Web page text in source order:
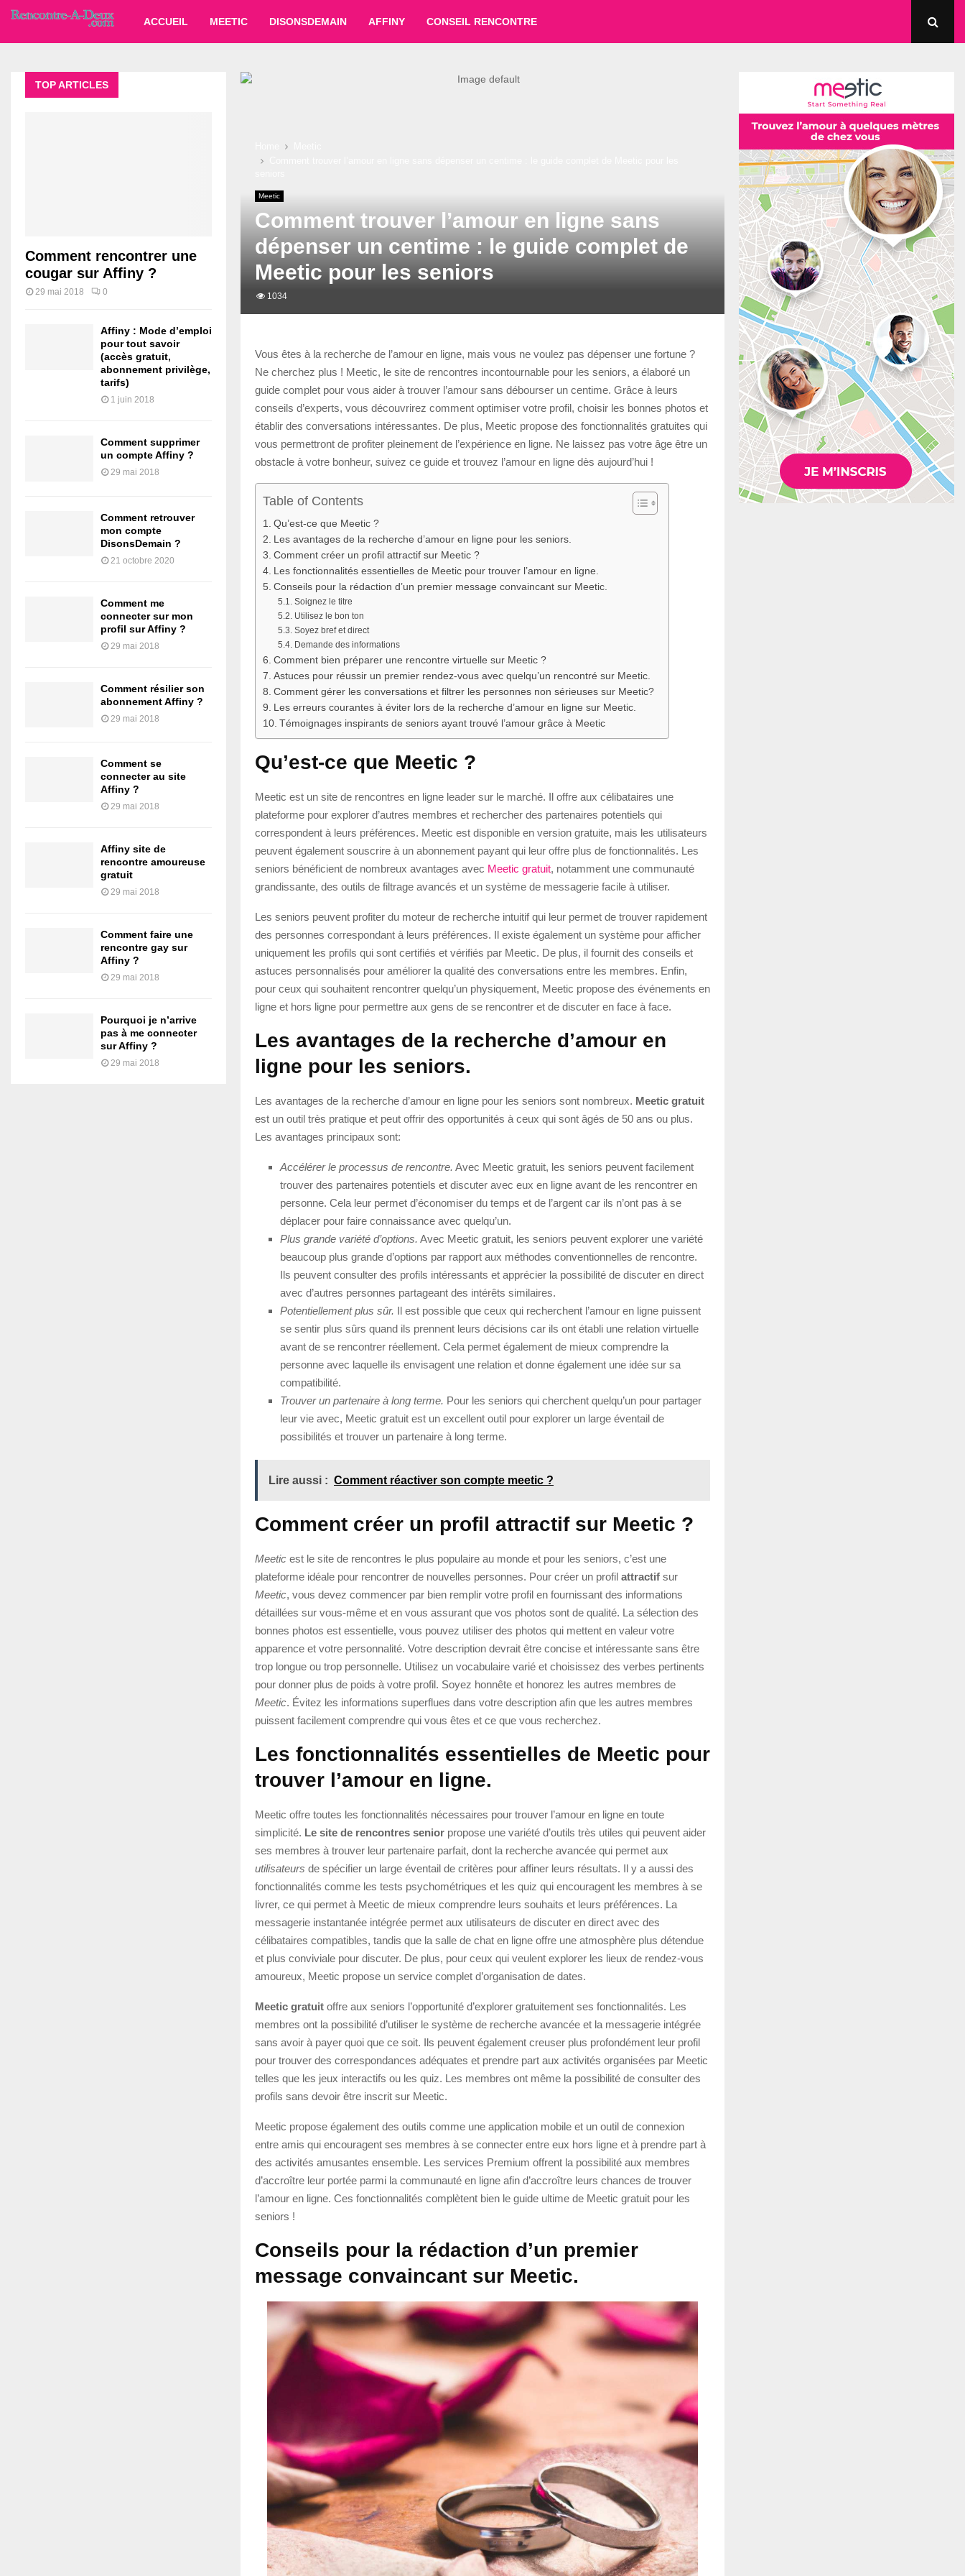
ACCUEIL MEETIC DISONSDEMAIN AFFINY CONSEIL RENCONTRE
Meetic
Comment trouver l’amour en ligne sans
dépenser un centime : le guide complet de
Meetic pour les seniors
1034
Vous êtes à la recherche de l’amour en ligne, mais vous ne voulez pas dépenser une fortune ?
Ne cherchez plus ! Meetic, le site de rencontres incontournable pour les seniors, a élaboré un
guide complet pour vous aider à trouver l’amour sans débourser un centime. Grâce à leurs
conseils d’experts, vous découvrirez comment optimiser votre profil, choisir les bonnes photos et
établir des conversations intéressantes. De plus, Meetic propose des fonctionnalités gratuites qui
vous permettront de profiter pleinement de l’expérience en ligne. Ne laissez pas votre âge être un
obstacle à votre bonheur, suivez ce guide et trouvez l’amour en ligne dès aujourd’hui !
Table of Contents
Qu’est-ce que Meetic ?
Les avantages de la recherche d’amour en ligne pour les seniors.
Comment créer un profil attractif sur Meetic ?
Les fonctionnalités essentielles de Meetic pour trouver l’amour en ligne.
Conseils pour la rédaction d’un premier message convaincant sur Meetic.
Soignez le titre
Utilisez le bon ton
Soyez bref et direct
Demande des informations
Comment bien préparer une rencontre virtuelle sur Meetic ?
Astuces pour réussir un premier rendez-vous avec quelqu’un rencontré sur Meetic.
Comment gérer les conversations et filtrer les personnes non sérieuses sur Meetic?
Les erreurs courantes à éviter lors de la recherche d’amour en ligne sur Meetic.
Témoignages inspirants de seniors ayant trouvé l’amour grâce à Meetic
Qu’est-ce que Meetic ?
Meetic est un site de rencontres en ligne leader sur le marché. Il offre aux célibataires une
plateforme pour explorer d’autres membres et rechercher des partenaires potentiels qui
correspondent à leurs préférences. Meetic est disponible en version gratuite, mais les utilisateurs
peuvent également souscrire à un abonnement payant qui leur offre plus de fonctionnalités. Les
seniors bénéficient de nombreux avantages avec Meetic gratuit, notamment une communauté
grandissante, des outils de filtrage avancés et un système de messagerie facile à utiliser.
Les seniors peuvent profiter du moteur de recherche intuitif qui leur permet de trouver rapidement
des personnes correspondant à leurs préférences. Il existe également un système pour afficher
uniquement les profils qui sont certifiés et vérifiés par Meetic. De plus, il fournit des conseils et
astuces personnalisés pour améliorer la qualité des conversations entre les membres. Enfin,
pour ceux qui souhaitent rencontrer quelqu’un physiquement, Meetic propose des événements en
ligne et hors ligne pour permettre aux gens de se rencontrer et de discuter en face à face.
Les avantages de la recherche d’amour en
ligne pour les seniors.
Les avantages de la recherche d’amour en ligne pour les seniors sont nombreux. Meetic gratuit
est un outil très pratique et peut offrir des opportunités à ceux qui sont âgés de 50 ans ou plus.
Les avantages principaux sont:
Accélérer le processus de rencontre. Avec Meetic gratuit, les seniors peuvent facilement
trouver des partenaires potentiels et discuter avec eux en ligne avant de les rencontrer en
personne. Cela leur permet d’économiser du temps et de l’argent car ils n’ont pas à se
déplacer pour faire connaissance avec quelqu’un.
Plus grande variété d’options. Avec Meetic gratuit, les seniors peuvent explorer une variété
beaucoup plus grande d’options par rapport aux méthodes conventionnelles de rencontre.
Ils peuvent consulter des profils intéressants et apprécier la possibilité de discuter en direct
avec d’autres personnes partageant des intérêts similaires.
Potentiellement plus sûr. Il est possible que ceux qui recherchent l’amour en ligne puissent
se sentir plus sûrs quand ils prennent leurs décisions car ils ont établi une relation virtuelle
avant de se rencontrer réellement. Cela permet également de mieux comprendre la
personne avec laquelle ils envisagent une relation et donne également une idée sur sa
compatibilité.
Trouver un partenaire à long terme. Pour les seniors qui cherchent quelqu’un pour partager
leur vie avec, Meetic gratuit est un excellent outil pour explorer un large éventail de
possibilités et trouver un partenaire à long terme.
Lire aussi : Comment réactiver son compte meetic ?
Comment créer un profil attractif sur Meetic ?
Meetic est le site de rencontres le plus populaire au monde et pour les seniors, c’est une
plateforme idéale pour rencontrer de nouvelles personnes. Pour créer un profil attractif sur
Meetic, vous devez commencer par bien remplir votre profil en fournissant des informations
détaillées sur vous-même et en vous assurant que vos photos sont de qualité. La sélection des
bonnes photos est essentielle, vous pouvez utiliser des photos qui mettent en valeur votre
apparence et votre personnalité. Votre description devrait être concise et intéressante sans être
trop longue ou trop personnelle. Utilisez un vocabulaire varié et choisissez des verbes pertinents
pour donner plus de poids à votre profil. Soyez honnête et honorez les autres membres de
Meetic. Évitez les informations superflues dans votre description afin que les autres membres
puissent facilement comprendre qui vous êtes et ce que vous recherchez.
Les fonctionnalités essentielles de Meetic pour
trouver l’amour en ligne.
Meetic offre toutes les fonctionnalités nécessaires pour trouver l’amour en ligne en toute
simplicité. Le site de rencontres senior propose une variété d’outils très utiles qui peuvent aider
ses membres à trouver leur partenaire parfait, dont la recherche avancée qui permet aux
utilisateurs de spécifier un large éventail de critères pour affiner leurs résultats. Il y a aussi des
fonctionnalités comme les tests psychométriques et les quiz qui encouragent les membres à se
livrer, ce qui permet à Meetic de mieux comprendre leurs souhaits et leurs préférences. La
messagerie instantanée intégrée permet aux utilisateurs de discuter en direct avec des
célibataires compatibles, tandis que la salle de chat en ligne offre une atmosphère plus détendue
et plus conviviale pour discuter. De plus, pour ceux qui veulent explorer les lieux de rendez-vous
amoureux, Meetic propose un service complet d’organisation de dates.
Meetic gratuit offre aux seniors l’opportunité d’explorer gratuitement ses fonctionnalités. Les
membres ont la possibilité d’utiliser le système de recherche avancée et la messagerie intégrée
sans avoir à payer quoi que ce soit. Ils peuvent également creuser plus profondément leur profil
pour trouver des correspondances adéquates et prendre part aux activités organisées par Meetic
telles que les jeux interactifs ou les quiz. Les membres ont même la possibilité de consulter des
profils sans devoir être inscrit sur Meetic.
Meetic propose également des outils comme une application mobile et un outil de connexion
entre amis qui encouragent ses membres à se connecter entre eux hors ligne et à prendre part à
des activités amusantes ensemble. Les services Premium offrent la possibilité aux membres
d’accroître leur portée parmi la communauté en ligne afin d’accroître leurs chances de trouver
l’amour en ligne. Ces fonctionnalités complètent bien le guide ultime de Meetic gratuit pour les
seniors !
Conseils pour la rédaction d’un premier
message convaincant sur Meetic.
TOP ARTICLES
Comment rencontrer une
cougar sur Affiny ?
29 mai 2018 0
Affiny : Mode d’emploi
pour tout savoir
(accès gratuit,
abonnement privilège,
tarifs)
1 juin 2018
Comment supprimer
un compte Affiny ?
29 mai 2018
Comment retrouver
mon compte
DisonsDemain ?
21 octobre 2020
Comment me
connecter sur mon
profil sur Affiny ?
29 mai 2018
Comment résilier son
abonnement Affiny ?
29 mai 2018
Comment se
connecter au site
Affiny ?
29 mai 2018
Affiny site de
rencontre amoureuse
gratuit
29 mai 2018
Comment faire une
rencontre gay sur
Affiny ?
29 mai 2018
Pourquoi je n’arrive
pas à me connecter
sur Affiny ?
29 mai 2018